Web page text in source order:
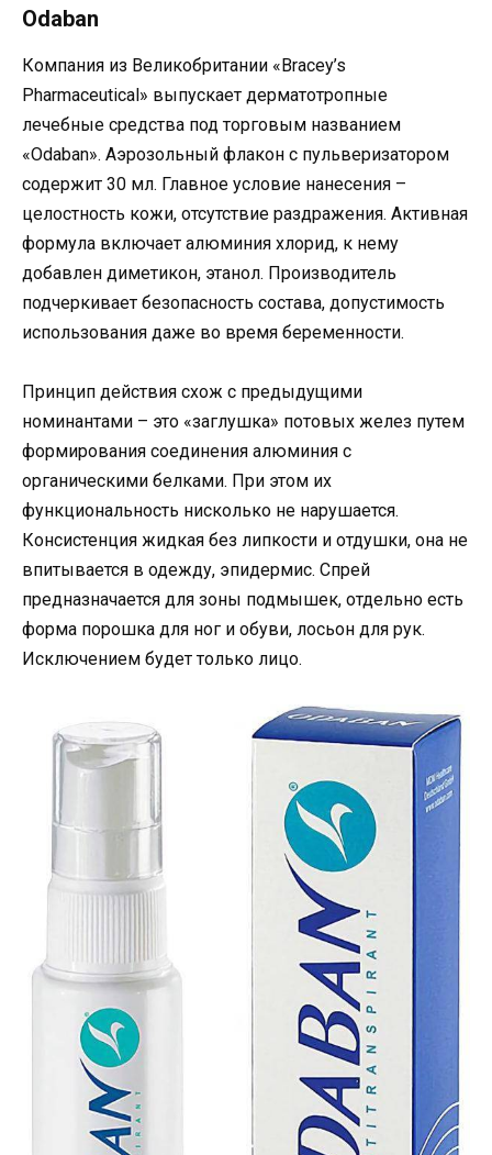
Odaban
Компания из Великобритании «Bracey’s
Pharmaceutical» выпускает дерматотропные
лечебные средства под торговым названием
«Odaban». Аэрозольный флакон с пульверизатором
содержит 30 мл. Главное условие нанесения –
целостность кожи, отсутствие раздражения. Активная
формула включает алюминия хлорид, к нему
добавлен диметикон, этанол. Производитель
подчеркивает безопасность состава, допустимость
использования даже во время беременности.
Принцип действия схож с предыдущими
номинантами – это «заглушка» потовых желез путем
формирования соединения алюминия с
органическими белками. При этом их
функциональность нисколько не нарушается.
Консистенция жидкая без липкости и отдушки, она не
впитывается в одежду, эпидермис. Спрей
предназначается для зоны подмышек, отдельно есть
форма порошка для ног и обуви, лосьон для рук.
Исключением будет только лицо.